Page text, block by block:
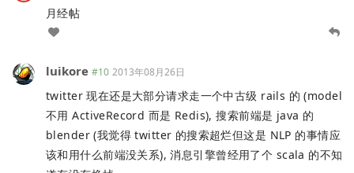
月经帖
luikore #10 2013年08月26日
twitter 现在还是大部分请求走一个中古级 rails 的 (model
不用 ActiveRecord 而是 Redis), 搜索前端是 java 的
blender (我觉得 twitter 的搜索超烂但这是 NLP 的事情应
该和用什么前端没关系), 消息引擎曾经用了个 scala 的不知